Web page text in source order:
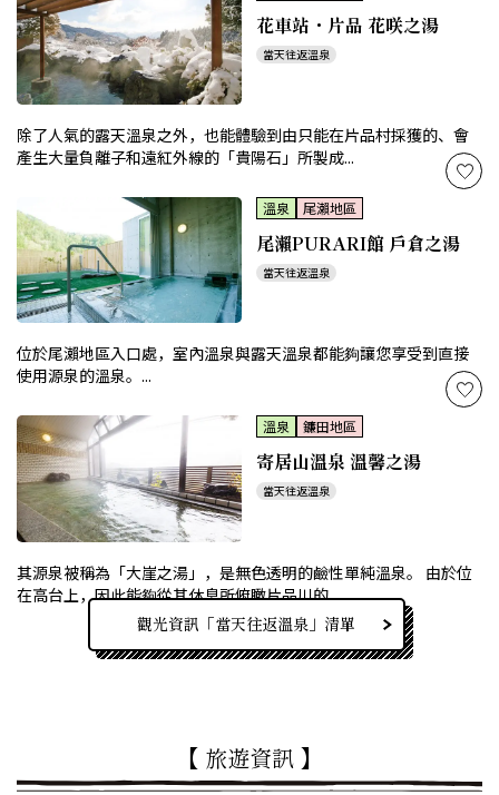
花車站・片品 花咲之湯
當天往返溫泉
除了人氣的露天溫泉之外，也能體驗到由只能在片品村採獲的、會
產生大量負離子和遠紅外線的「貴陽石」所製成...
溫泉 尾瀨地區
尾瀨PURARI館 戶倉之湯
當天往返溫泉
位於尾瀨地區入口處，室內溫泉與露天溫泉都能夠讓您享受到直接
使用源泉的溫泉。...
溫泉 鐮田地區
寄居山溫泉 溫馨之湯
當天往返溫泉
其源泉被稱為「大崖之湯」，是無色透明的鹼性單純溫泉。 由於位
在高台上，因此能夠從其休息所俯瞰片品川的...
觀光資訊「當天往返溫泉」清單
【 旅遊資訊 】